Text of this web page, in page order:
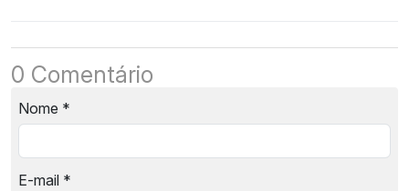
0 Comentário
Nome *
E-mail *